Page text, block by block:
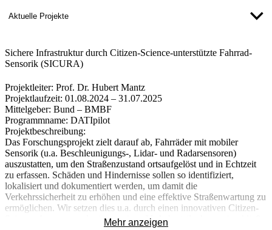
Aktuelle Projekte
Sichere Infrastruktur durch Citizen-Science-unterstützte Fahrrad-
Sensorik (SICURA)
Projektleiter: Prof. Dr. Hubert Mantz
Projektlaufzeit: 01.08.2024 – 31.07.2025
Mittelgeber: Bund – BMBF
Programmname: DATIpilot
Projektbeschreibung:
Das Forschungsprojekt zielt darauf ab, Fahrräder mit mobiler
Sensorik (u.a. Beschleunigungs-, Lidar- und Radarsensoren)
auszustatten, um den Straßenzustand ortsaufgelöst und in Echtzeit
zu erfassen. Schäden und Hindernisse sollen so identifiziert,
lokalisiert und dokumentiert werden, um damit die
Verkehrssicherheit zu erhöhen und eine effektive Straßenwartung zu
ermöglichen. Wir setzen dies u.a. durch einen innovativen Citizen-
Science-Ansatz um, der interessierte Verkehrsteilnehmer einschließt.
Mehr anzeigen